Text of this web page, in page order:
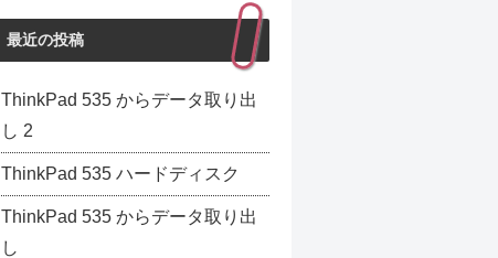
最近の投稿
ThinkPad 535 からデータ取り出
し 2
ThinkPad 535 ハードディスク
ThinkPad 535 からデータ取り出
し